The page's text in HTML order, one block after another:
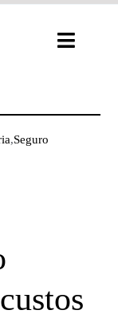
,Seguro